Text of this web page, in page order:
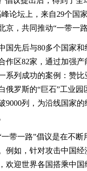
论坛上，来自29个国
京，共同推动“一带一路
先后与80多个国家和
作区82家，通过加强
系列成功的案例：赞
俄罗斯的“巨石”工业
9000列，为沿线国家
一路”倡议是在不断
例如，针对攻击中国
欢迎世界各国搭乘中